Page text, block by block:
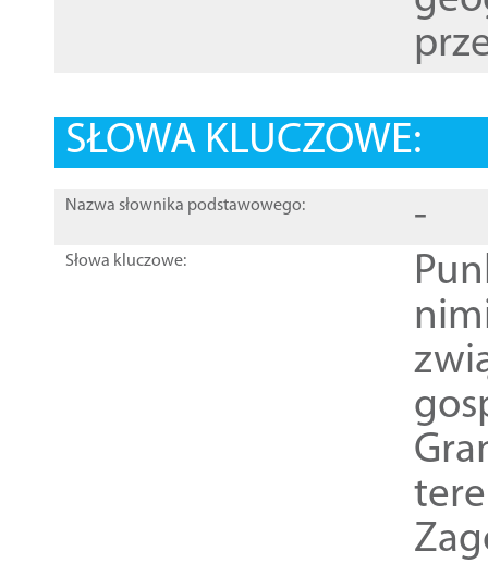
SŁOWA KLUCZOWE:
Nazwa słownika podstawowego: -
Słowa kluczowe: